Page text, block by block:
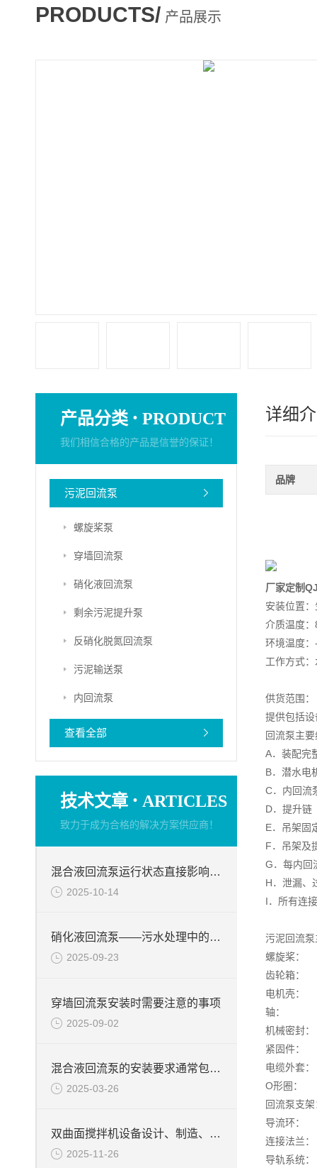
PRODUCTS/ 产品展示
产品分类 · PRODUCT
我们相信合格的产品是信誉的保证！
污泥回流泵
螺旋桨泵
穿墙回流泵
硝化液回流泵
剩余污泥提升泵
反硝化脱氮回流泵
污泥输送泵
内回流泵
查看全部
技术文章 · ARTICLES
致力于成为合格的解决方案供应商！
混合液回流泵运行状态直接影响整个工艺流程的稳定性与效率
2025-10-14
硝化液回流泵——污水处理中的关键角色
2025-09-23
穿墙回流泵安装时需要注意的事项
2025-09-02
混合液回流泵的安装要求通常包括以下几个方面
2025-03-26
双曲面搅拌机设备设计、制造、检验所遵循的目录
2025-11-26
详细
品牌
厂家定制
安装位置
介质温度
环境温度
工作方式
供货范围：
提供包括
回流泵主
A．装配完
B．潜水电
C．内回流
D．提升链
E．吊架固
F．吊架及
G．每内回
H．泄漏、
I．所有连
污泥回流
螺旋桨
齿轮
电机壳
轴： 不
机械密
紧固件
电缆外
O形圈
回流泵
导流环
连接法
导轨系